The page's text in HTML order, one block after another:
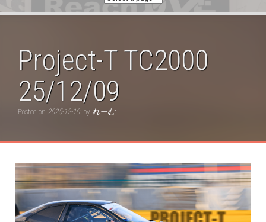
Project-T TC2000
25/12/09
Posted on 2025-12-10 by れーむ